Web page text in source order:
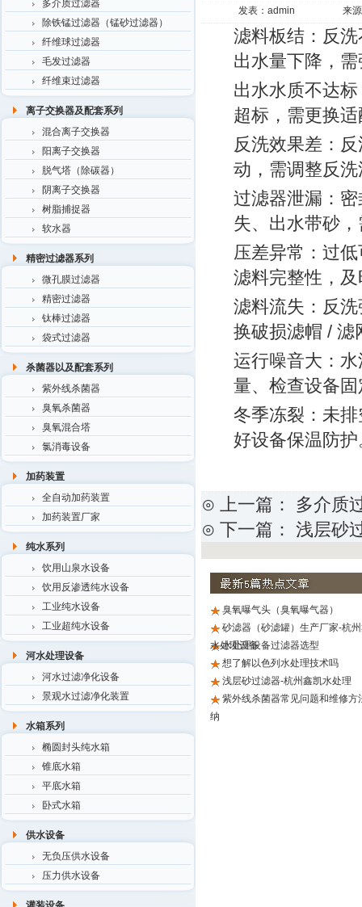
多介质过滤器
除铁锰过滤器（锰砂过滤器）
纤维球过滤器
毛发过滤器
纤维束过滤器
离子交换器及配套系列
混合离子交换器
阳离子交换器
脱气塔（除碳器）
阴离子交换器
树脂捕捉器
软水器
精密过滤器系列
微孔膜过滤器
精密过滤器
钛棒过滤器
袋式过滤器
杀菌器以及配套系列
紫外线杀菌器
臭氧杀菌器
臭氧混合塔
氯消毒设备
加药装置
全自动加药装置
加药装置厂家
纯水系列
饮用山泉水设备
饮用反渗透纯水设备
工业纯水设备
工业超纯水设备
河水处理设备
河水过滤净化设备
景观水过滤净化装置
水箱系列
椭圆封头纯水箱
锥底水箱
平底水箱
卧式水箱
供水设备
无负压供水设备
压力供水设备
发表：admin 来
滤料板结：反
出水量下降，
出水水质不达
超标，需更换
反洗效果差：
动，需调整反
过滤器泄漏：
失、出水带砂
压差异常：过
滤料完整性，
滤料流失：反
换破损滤帽 / 滤
运行噪音大：
量、检查设备
冬季冻裂：未
好设备保温防护
⊙ 上一篇： 多介质
⊙ 下一篇： 浅层砂
臭氧曝气头（臭氧曝气器）
砂滤器（砂滤罐）生产厂家-杭
水处理设备
水处理设备过滤器选型
想了解以色列水处理技术吗
浅层砂过滤器-杭州鑫凯水处理
紫外线杀菌器常见问题和维修方
纳